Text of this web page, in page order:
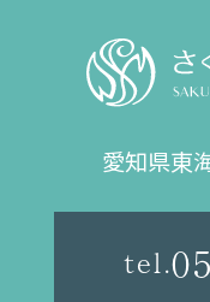
愛知県東
tel.